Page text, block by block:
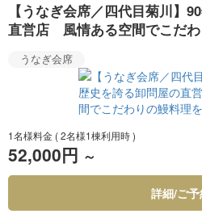
【うなぎ会席／四代目菊川】
直営店 風情ある空間でこだわ
うなぎ会席
1名様料金 ( 2名様1棟利用時 )
52,000円 ～
詳細/ご